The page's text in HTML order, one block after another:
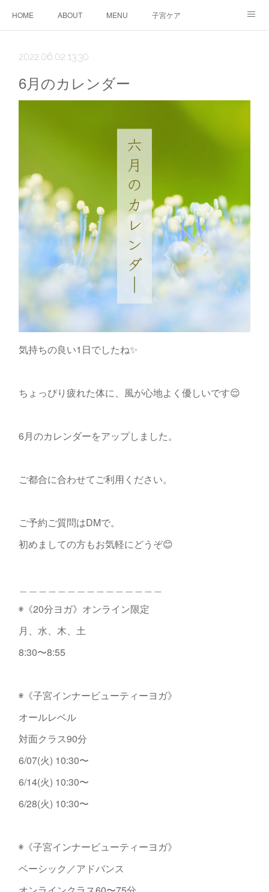
HOME ABOUT MENU 子宮ケア
2022.06.02 13:30
6月のカレンダー
気持ちの良い1日でしたね✨
ちょっぴり疲れた体に、風が心地よく優しいです😌
6月のカレンダーをアップしました。
ご都合に合わせてご利用ください。
ご予約ご質問はDMで。
初めましての方もお気軽にどうぞ😊
◉《20分ヨガ》オンライン限定
月、水、木、土
8:30〜8:55
◉《子宮インナービューティーヨガ》
オールレベル
対面クラス90分
6/07(火) 10:30〜
6/14(火) 10:30〜
6/28(火) 10:30〜
◉《子宮インナービューティーヨガ》
ベーシック／アドバンス